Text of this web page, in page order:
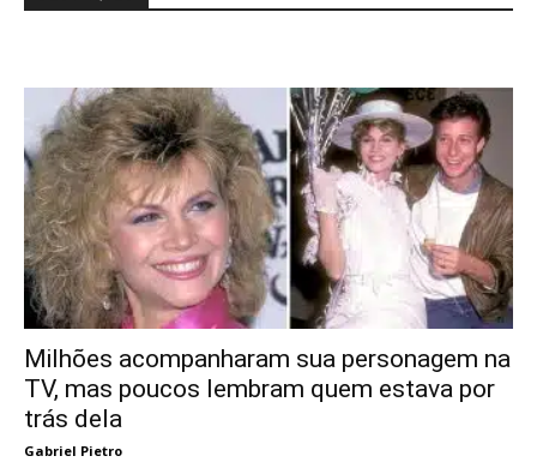
Milhões acompanharam sua personagem na
TV, mas poucos lembram quem estava por
trás dela
Gabriel Pietro